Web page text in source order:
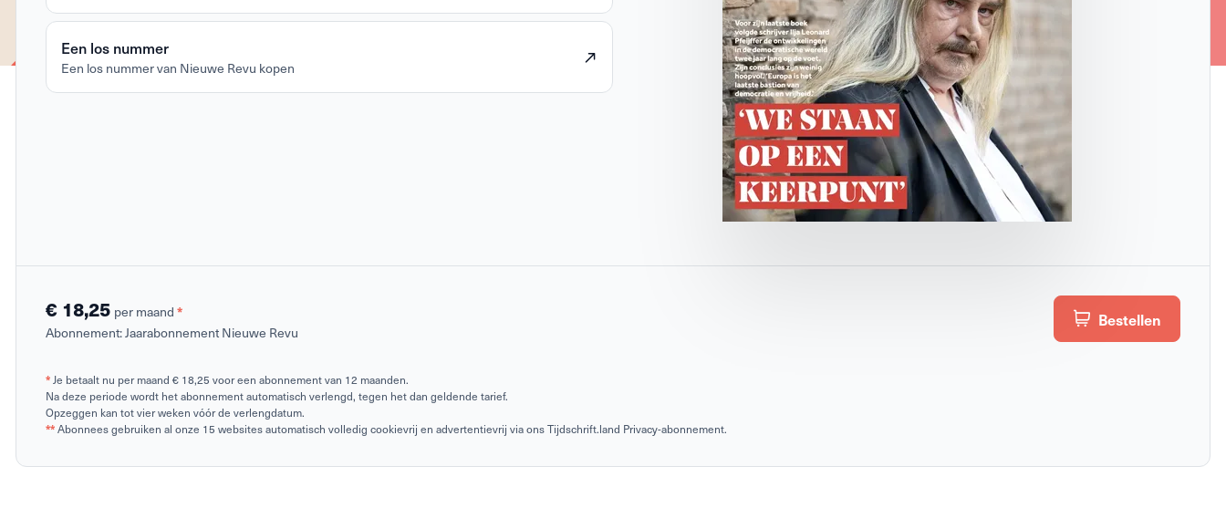
Een los nummer
Een los nummer van Nieuwe Revu kopen
€ 18,25 per maand *
Abonnement:Jaarabonnement Nieuwe Revu
Bestellen
*Je betaalt nu per maand € 18,25 voor een abonnement van 12 maanden.
Na deze periode wordt het abonnement automatisch verlengd, tegen het dan geldende tarief.
Opzeggen kan tot vier weken vóór de verlengdatum.
**Abonnees gebruiken al onze 15 websites automatisch volledig cookievrij en advertentievrij via ons Tijdschrift.land Privacy-abonnement.